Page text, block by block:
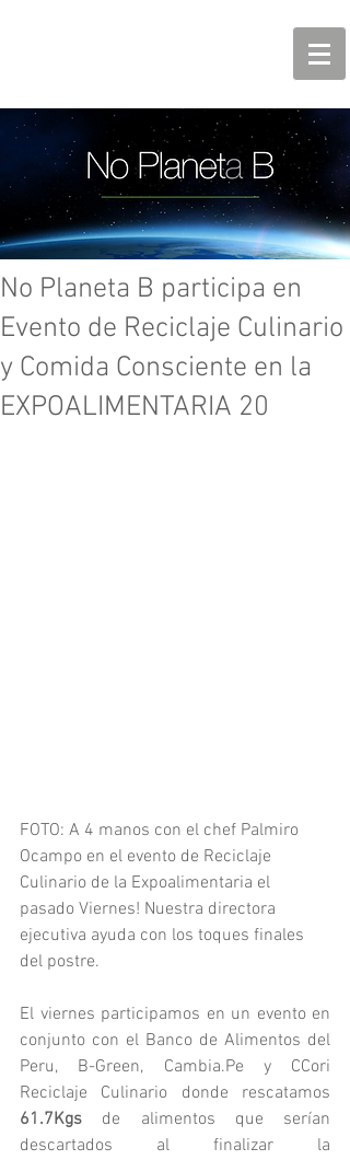
No Planeta B participa en
Evento de Reciclaje Culinario
y Comida Consciente en la
EXPOALIMENTARIA 20
FOTO: A 4 manos con el chef Palmiro
Ocampo en el evento de Reciclaje
Culinario de la Expoalimentaria el
pasado Viernes! Nuestra directora
ejecutiva ayuda con los toques finales
del postre.
El viernes participamos en un evento en
conjunto con el Banco de Alimentos del
Peru, B-Green, Cambia.Pe y CCori
61.7Kgs de alimentos que serían
descartados al finalizar la